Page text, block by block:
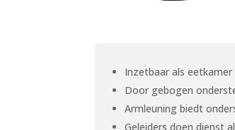
Inzetbaar als
Door gebogen
Armleuning biedt
Geleiders doen dienst